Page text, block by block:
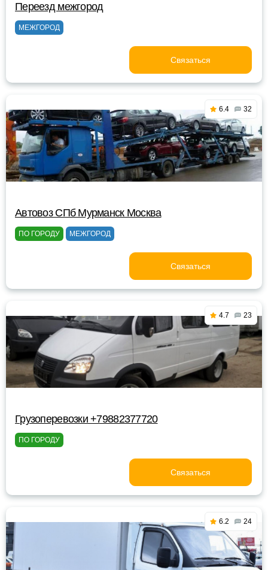
Переезд межгород
МЕЖГОРОД
Связаться
6.4 32
Автовоз СПб Мурманск Москва
ПО ГОРОДУ МЕЖГОРОД
Связаться
4.7 23
Грузоперевозки +79882377720
ПО ГОРОДУ
Связаться
6.2 24